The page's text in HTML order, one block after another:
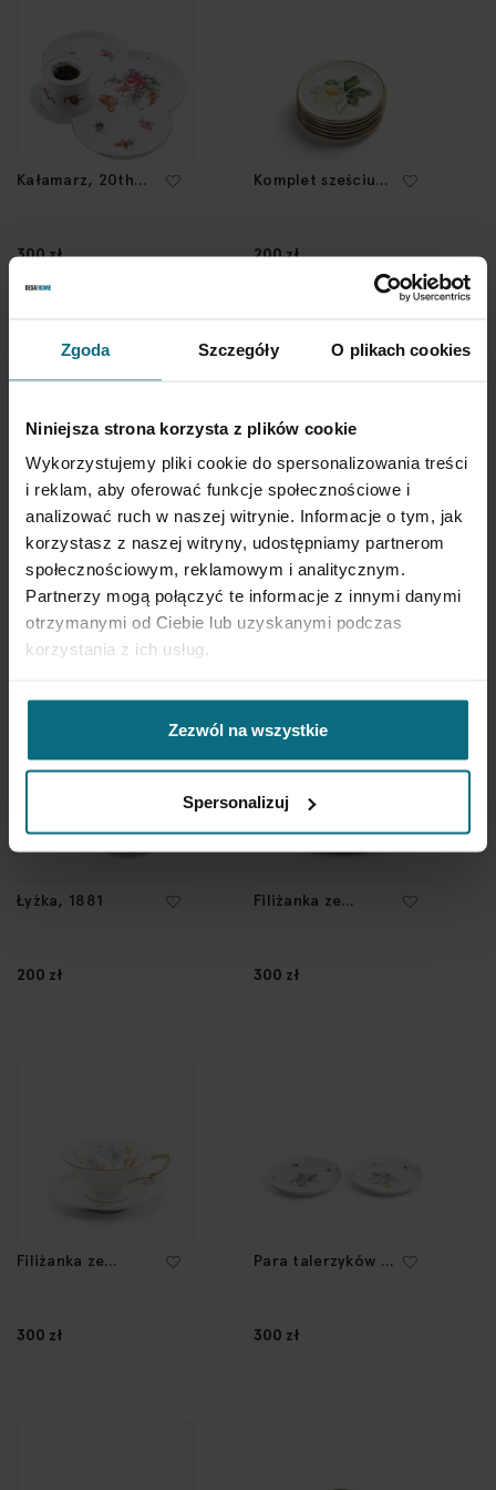
Zgoda Szczegóły O plikach cookies
Niniejsza strona korzysta z plików cookie
Wykorzystujemy pliki cookie do spersonalizowania treści
i reklam, aby oferować funkcje społecznościowe i
analizować ruch w naszej witrynie. Informacje o tym, jak
korzystasz z naszej witryny, udostępniamy partnerom
społecznościowym, reklamowym i analitycznym.
Partnerzy mogą połączyć te informacje z innymi danymi
otrzymanymi od Ciebie lub uzyskanymi podczas
korzystania z ich usług.
Zezwól na wszystkie
Spersonalizuj
Kałamarz, 20th
300 zł
Komplet sześciu
kwiatów w lustrze,
200 zł
Zestaw
porcelanowy,
20th Century
1 500 zł
Talerz, 20th
Century
200 zł
Łyżka, 1881
200 zł
Filiżanka ze
300 zł
Filiżanka ze
300 zł
Para talerzyków ,
300 zł